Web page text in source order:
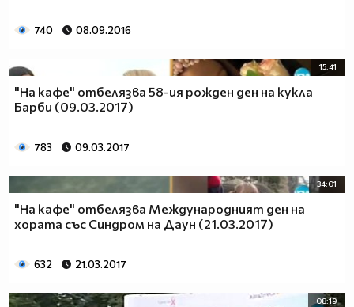
740 08.09.2016
15:41
"На кафе" отбелязва 58-ия рожден ден на кукла
Барби (09.03.2017)
783 09.03.2017
34:01
"На кафе" отбелязва Международният ден на
хората със Синдром на Даун (21.03.2017)
632 21.03.2017
08:19